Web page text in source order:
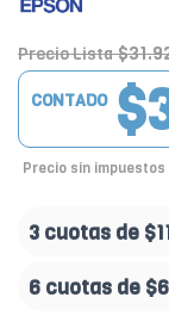
Precio Lista
CONTADO
Precio sin
3 cuotas de
6 cuotas de